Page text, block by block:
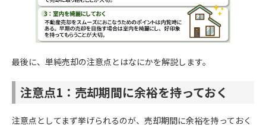
最後に、単純売却の注意点とはなにかを解説します。
注意点1：売却期間に余裕を持っておく
注意点としてまず挙げられるのが、売却期間に余裕を持っておく